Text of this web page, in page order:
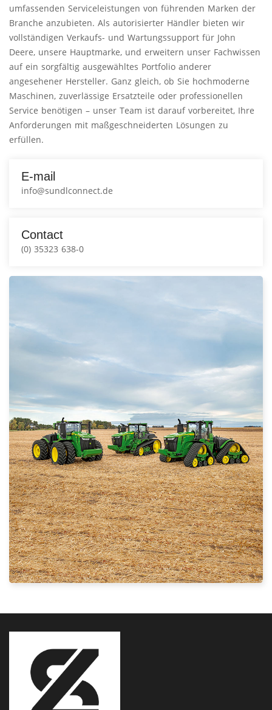
umfassenden Serviceleistungen von führenden Marken der
Branche anzubieten. Als autorisierter Händler bieten wir
vollständigen Verkaufs- und Wartungssupport für John
Deere, unsere Hauptmarke, und erweitern unser Fachwissen
auf ein sorgfältig ausgewähltes Portfolio anderer
angesehener Hersteller. Ganz gleich, ob Sie hochmoderne
Maschinen, zuverlässige Ersatzteile oder professionellen
Service benötigen – unser Team ist darauf vorbereitet, Ihre
Anforderungen mit maßgeschneiderten Lösungen zu
erfüllen.
E-mail
info@sundlconnect.de
Contact
(0) 35323 638-0